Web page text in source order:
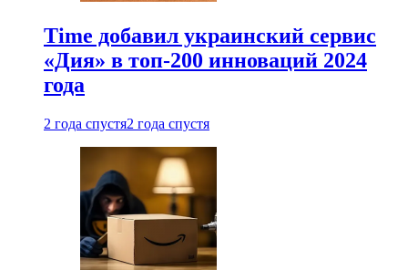
Time добавил украинский сервис
«Дия» в топ-200 инноваций 2024
года
2 года спустя2 года спустя